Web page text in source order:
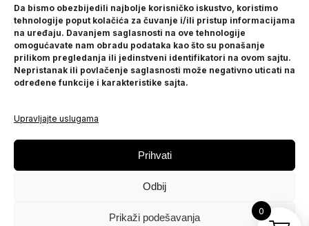
Da bismo obezbijedili najbolje korisničko iskustvo, koristimo
tehnologije poput kolačića za čuvanje i/ili pristup informacijama
na uređaju. Davanjem saglasnosti na ove tehnologije
omogućavate nam obradu podataka kao što su ponašanje
prilikom pregledanja ili jedinstveni identifikatori na ovom sajtu.
Nepristanak ili povlačenje saglasnosti može negativno uticati na
određene funkcije i karakteristike sajta.
Upravljajte uslugama
Prihvati
Odbij
Prikaži podešavanja
O nama
Kontakt
POMOĆ
Politika privatnosti
PRATITE NAS
Instagram
0